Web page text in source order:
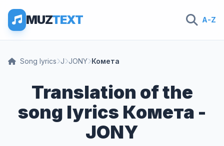
MUZTEXT A-Z
Song lyrics J JONY Комета
Translation of the
song lyrics Комета -
JONY